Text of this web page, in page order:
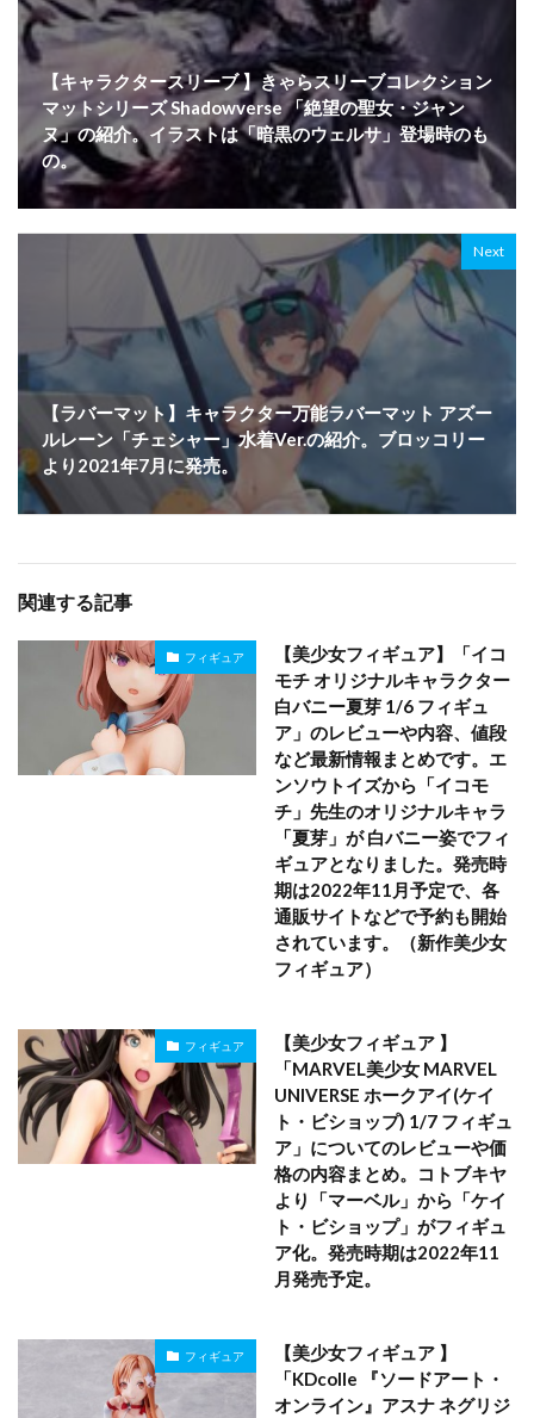
【キャラクタースリーブ 】きゃらスリーブコレクション
マットシリーズ Shadowverse 「絶望の聖女・ジャン
ヌ」の紹介。イラストは「暗黒のウェルサ」登場時のも
の。
Next
【ラバーマット】キャラクター万能ラバーマット アズー
ルレーン「チェシャー」水着Ver.の紹介。ブロッコリー
より2021年7月に発売。
関連する記事
フィギュア
【美少女フィギュア】「イコ
モチ オリジナルキャラクター
白バニー夏芽 1/6 フィギュ
ア」のレビューや内容、値段
など最新情報まとめです。エ
ンソウトイズから「イコモ
チ」先生のオリジナルキャラ
「夏芽」が 白バニー姿でフィ
ギュアとなりました。発売時
期は2022年11月予定で、各
通販サイトなどで予約も開始
されています。（新作美少女
フィギュア）
フィギュア
【美少女フィギュア 】
「MARVEL美少女 MARVEL
UNIVERSE ホークアイ(ケイ
ト・ビショップ) 1/7 フィギュ
ア」についてのレビューや価
格の内容まとめ。コトブキヤ
より「マーベル」から「ケイ
ト・ビショップ」がフィギュ
ア化。発売時期は2022年11
月発売予定。
フィギュア
【美少女フィギュア 】
「KDcolle 『ソードアート・
オンライン』アスナ ネグリジ